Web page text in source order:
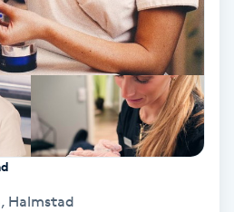
, Halmstad